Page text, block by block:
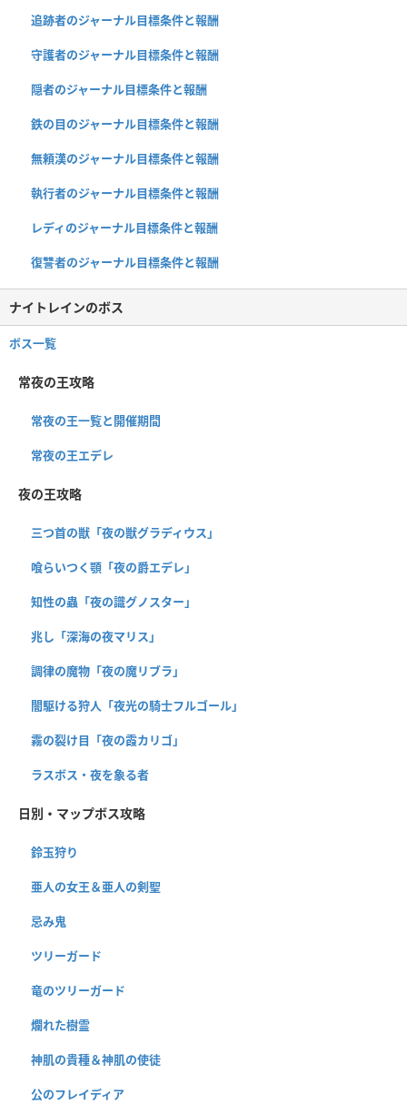
追跡者のジャーナル目標条件と報酬
守護者のジャーナル目標条件と報酬
隠者のジャーナル目標条件と報酬
鉄の目のジャーナル目標条件と報酬
無頼漢のジャーナル目標条件と報酬
執行者のジャーナル目標条件と報酬
レディのジャーナル目標条件と報酬
復讐者のジャーナル目標条件と報酬
ナイトレインのボス
ボス一覧
常夜の王攻略
常夜の王一覧と開催期間
常夜の王エデレ
夜の王攻略
三つ首の獣「夜の獣グラディウス」
喰らいつく顎「夜の爵エデレ」
知性の蟲「夜の識グノスター」
兆し「深海の夜マリス」
調律の魔物「夜の魔リブラ」
闇駆ける狩人「夜光の騎士フルゴール」
霧の裂け目「夜の霞カリゴ」
ラスボス・夜を象る者
日別・マップボス攻略
鈴玉狩り
亜人の女王＆亜人の剣聖
忌み鬼
ツリーガード
竜のツリーガード
爛れた樹霊
神肌の貴種＆神肌の使徒
公のフレイディア